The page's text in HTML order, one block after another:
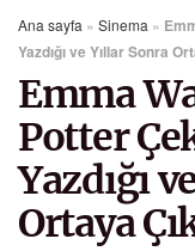
Ana sayfa » Sinema »
Yazdığı ve Yıllar Sonra
Emma
Potter
Yazdığı
Ortaya